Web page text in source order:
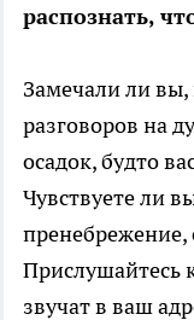
распознать,
Замечали ли вы,
разговоров на
осадок, будто
Чувствуете ли
Прислушайтесь
звучат в ваш